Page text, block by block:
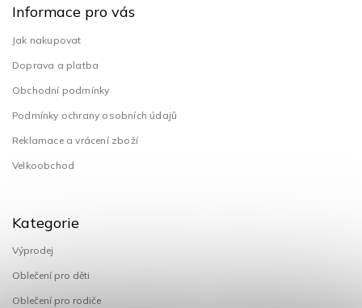
Informace pro vás
Jak nakupovat
Doprava a platba
Obchodní podmínky
Podmínky ochrany osobních údajů
Reklamace a vrácení zboží
Velkoobchod
Kategorie
Výprodej
Oblečení pro děti
Oblečení pro rodiče